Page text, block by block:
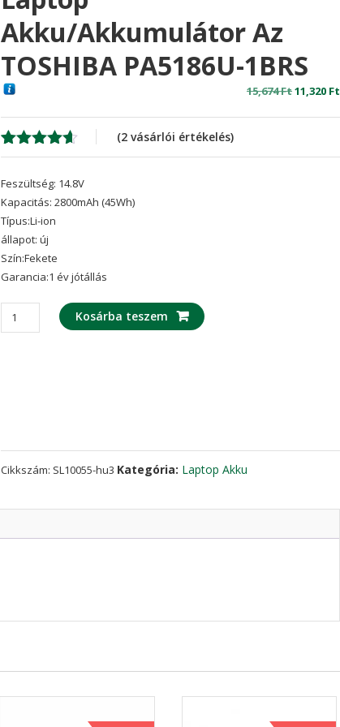
Akku/akkumulátor Az
TOSHIBA PA5186U-1BRS
15,674FtOriginal
11,320 Ft
Értékelés
ből,
2
értékelés
alapján
(2vásárlói értékelés)
Feszültség: 14.8V
Kapacitás: 2800mAh (45Wh)
Típus:Li-ion
állapot: új
Szín:Fekete
Garancia:1 év jótállás
laptop
akku/akkumulátor
Kosárba teszem
Cikkszám: SL10055-hu3 Kategória: Laptop Akku